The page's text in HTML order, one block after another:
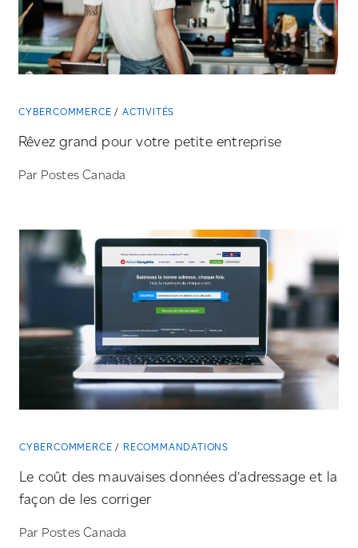
CYBERCOMMERCE ACTIVITÉS
Rêvez grand pour votre petite entreprise
Par Postes Canada
CYBERCOMMERCE RECOMMANDATIONS
Le coût des mauvaises données d’adressage et la
façon de les corriger
Par Postes Canada